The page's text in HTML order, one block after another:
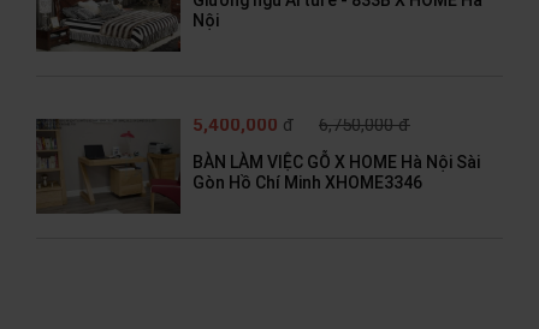
Nội
5,400,000 đ 6,750,000 đ
BÀN LÀM VIỆC GỖ X HOME Hà Nội Sài
Gòn Hồ Chí Minh XHOME3346